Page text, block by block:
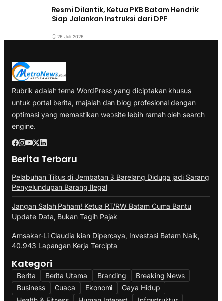
Resmi Dilantik, Ketua PKB Batam Hendrik
Siap Jalankan Instruksi dari DPP
26 Juli 2026
Rubrik adalah tema WordPress yang diciptakan khusus
untuk portal berita, majalah dan blog profesional dengan
optimasi yang memastikan website lebih ramah oleh search
engine.
Berita Terbaru
Pelabuhan Tikus di Jembatan 3 Barelang Diduga jadi Sarang
Penyelundupan Barang Ilegal
Jangan Salah Paham! Ketua RT/RW Batam Cuma Bantu
Update Data, Bukan Tagih Pajak
Amsakar-Li Claudia kian Dipercaya, Investasi Batam Naik,
40.943 Lapangan Kerja Tercipta
Kategori
Berita Berita Utama Branding
Breaking News
Business
Cuaca Ekonomi
Gaya Hidup